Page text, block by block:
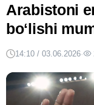
Arabistoni
boʻlishi
14:10 / 03.06.2026·